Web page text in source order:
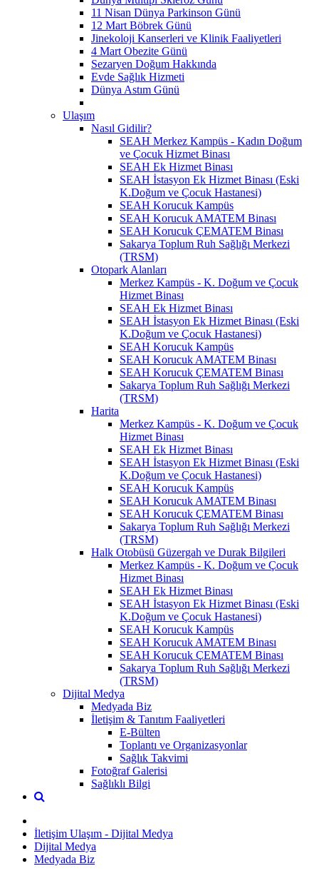
11 Nisan Dünya Parkinson Günü
12 Mart Böbrek Günü
Jinekoloji Kanserleri ve Klinik Faaliyetleri
4 Mart Obezite Günü
Sezaryen Doğum Hakkında
Evde Sağlık Hizmeti
Dünya Astım Günü
Ulaşım
Nasıl Gidilir?
SEAH Merkez Kampüs - Kadın Doğum
ve Çocuk Hizmet Binası
SEAH Ek Hizmet Binası
SEAH İstasyon Ek Hizmet Binası (Eski
K.Doğum ve Çocuk Hastanesi)
SEAH Korucuk Kampüs
SEAH Korucuk AMATEM Binası
SEAH Korucuk ÇEMATEM Binası
Sakarya Toplum Ruh Sağlığı Merkezi
(TRSM)
Otopark Alanları
Merkez Kampüs - K. Doğum ve Çocuk
Hizmet Binası
SEAH Ek Hizmet Binası
SEAH İstasyon Ek Hizmet Binası (Eski
K.Doğum ve Çocuk Hastanesi)
SEAH Korucuk Kampüs
SEAH Korucuk AMATEM Binası
SEAH Korucuk ÇEMATEM Binası
Sakarya Toplum Ruh Sağlığı Merkezi
(TRSM)
Harita
Merkez Kampüs - K. Doğum ve Çocuk
Hizmet Binası
SEAH Ek Hizmet Binası
SEAH İstasyon Ek Hizmet Binası (Eski
K.Doğum ve Çocuk Hastanesi)
SEAH Korucuk Kampüs
SEAH Korucuk AMATEM Binası
SEAH Korucuk ÇEMATEM Binası
Sakarya Toplum Ruh Sağlığı Merkezi
(TRSM)
Halk Otobüsü Güzergah ve Durak Bilgileri
Merkez Kampüs - K. Doğum ve Çocuk
Hizmet Binası
SEAH Ek Hizmet Binası
SEAH İstasyon Ek Hizmet Binası (Eski
K.Doğum ve Çocuk Hastanesi)
SEAH Korucuk Kampüs
SEAH Korucuk AMATEM Binası
SEAH Korucuk ÇEMATEM Binası
Sakarya Toplum Ruh Sağlığı Merkezi
(TRSM)
Dijital Medya
Medyada Biz
İletişim & Tanıtım Faaliyetleri
E-Bülten
Toplantı ve Organizasyonlar
Sağlık Takvimi
Fotoğraf Galerisi
Sağlıklı Bilgi
İletişim Ulaşım - Dijital Medya
Dijital Medya
Medyada Biz